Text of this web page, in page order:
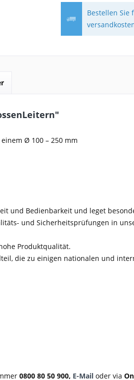
Bestellen
Ø 100 – 250 mm
und Bedienbarkeit und leget
und Sicherheitsprüfungen in
Produktqualität.
die zu einigen nationalen und
0800 80 50 900, E-Mail oder via